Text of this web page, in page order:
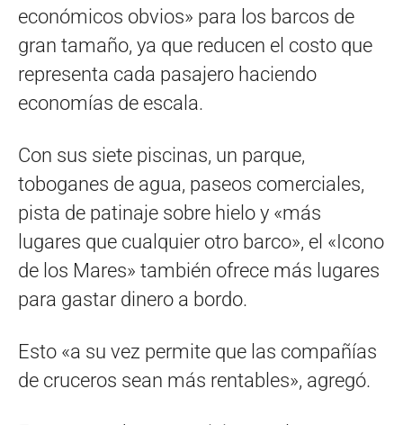
económicos obvios» para los barcos de
gran tamaño, ya que reducen el costo que
representa cada pasajero haciendo
economías de escala.
Con sus siete piscinas, un parque,
toboganes de agua, paseos comerciales,
pista de patinaje sobre hielo y «más
lugares que cualquier otro barco», el «Icono
de los Mares» también ofrece más lugares
para gastar dinero a bordo.
Esto «a su vez permite que las compañías
de cruceros sean más rentables», agregó.